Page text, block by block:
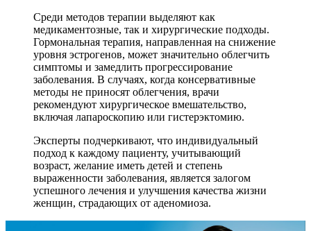
Среди методов терапии выделяют как
медикаментозные, так и хирургические подходы.
Гормональная терапия, направленная на снижение
уровня эстрогенов, может значительно облегчить
симптомы и замедлить прогрессирование
заболевания. В случаях, когда консервативные
методы не приносят облегчения, врачи
рекомендуют хирургическое вмешательство,
включая лапароскопию или гистерэктомию.
Эксперты подчеркивают, что индивидуальный
подход к каждому пациенту, учитывающий
возраст, желание иметь детей и степень
выраженности заболевания, является залогом
успешного лечения и улучшения качества жизни
женщин, страдающих от аденомиоза.